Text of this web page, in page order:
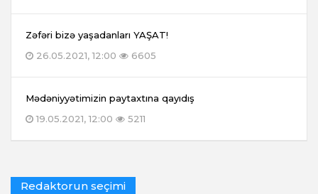
Zəfəri bizə yaşadanları YAŞAT!
26.05.2021, 12:00
6605
Mədəniyyətimizin paytaxtına qayıdış
19.05.2021, 12:00
5211
Redaktorun seçimi